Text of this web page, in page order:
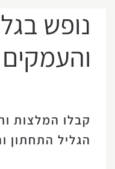
נופש
והעמקים
קבלו המלצות
הגליל התחתון